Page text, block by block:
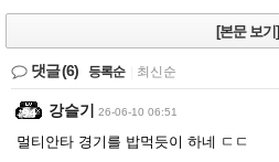
[본문 보기]
댓글(6) 등록순 최신순
강슬기 26-06-10 06:51
멀티안타 경기를 밥먹듯이 하네 ㄷㄷ